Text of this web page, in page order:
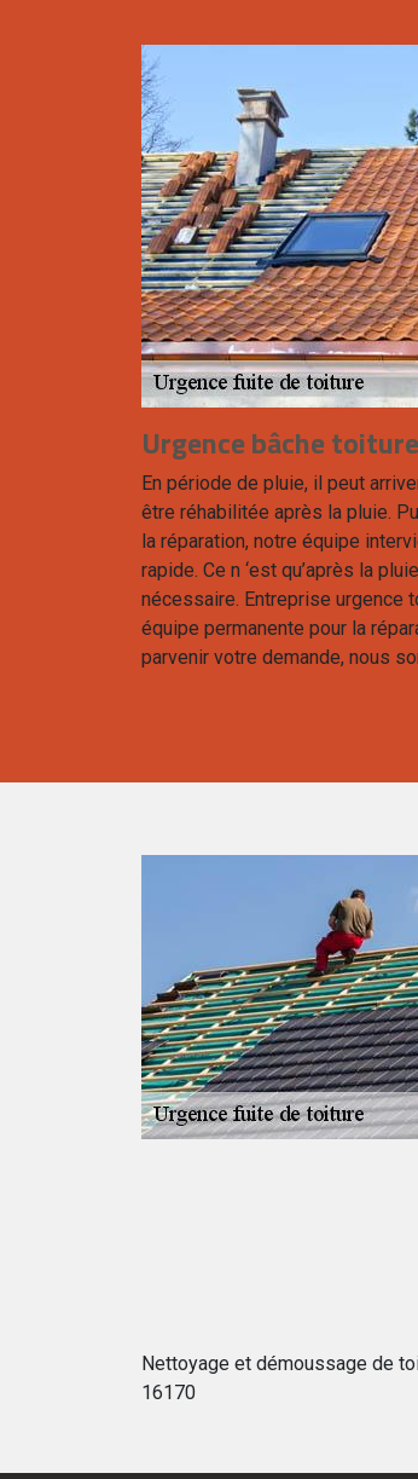
Urgence bâche
En période de pluie, il peut
être réhabilitée après la pluie.
la réparation, notre équipe
rapide. Ce n ‘est qu’après la
nécessaire. Entreprise urgence
équipe permanente pour la
parvenir votre demande, nous
Nettoyage et démoussage de
16170